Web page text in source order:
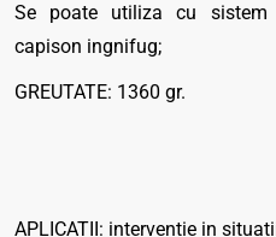
Se poate utiliza cu sistem
capison ingnifug;
GREUTATE: 1360 gr.
APLICATII: interventie in